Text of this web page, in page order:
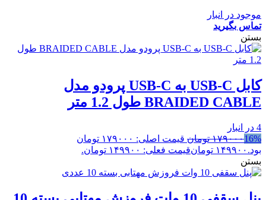
موجود در انبار
تماس بگیرید
بستن
کابل USB-C به USB-C پرودو مدل
BRAIDED CABLE طول 1.2 متر
4 در انبار
16%۱۷۹۰۰۰ تومان
قیمت اصلی: ۱۷۹۰۰۰ تومان
بود. ۱۴۹۹۰۰ تومانقیمت فعلی: ۱۴۹۹۰۰ تومان.
بستن